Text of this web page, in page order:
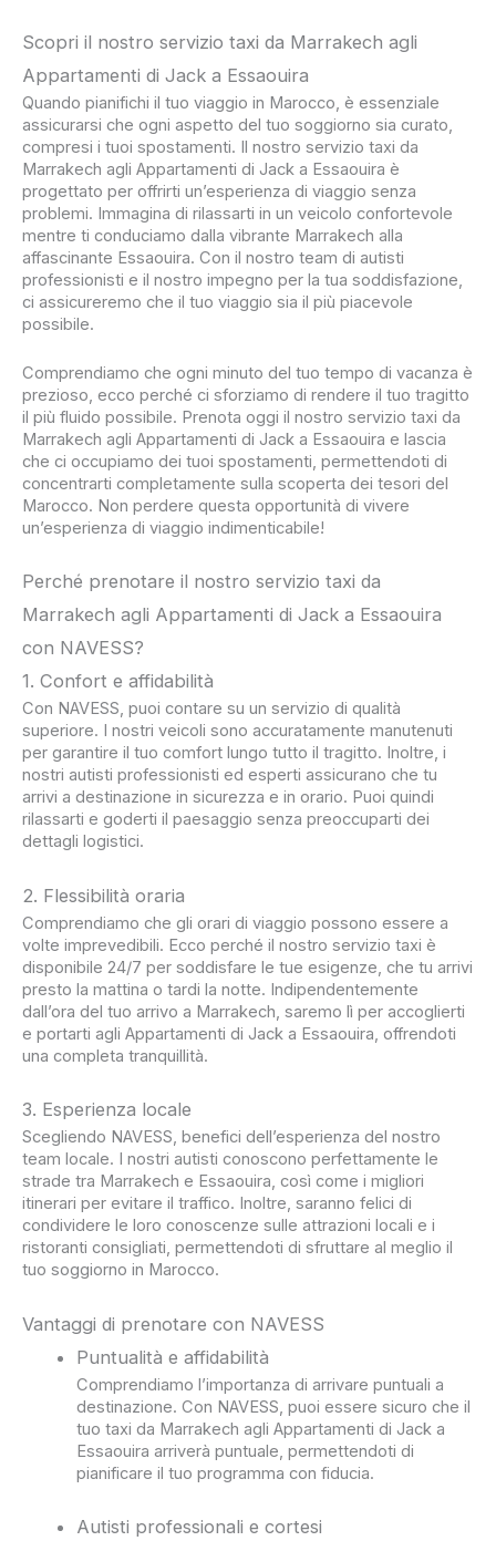
Scopri il nostro servizio taxi da Marrakech agli
Appartamenti di Jack a Essaouira
Quando pianifichi il tuo viaggio in Marocco, è essenziale
assicurarsi che ogni aspetto del tuo soggiorno sia curato,
compresi i tuoi spostamenti. Il nostro servizio taxi da
Marrakech agli Appartamenti di Jack a Essaouira è
progettato per offrirti un’esperienza di viaggio senza
problemi. Immagina di rilassarti in un veicolo confortevole
mentre ti conduciamo dalla vibrante Marrakech alla
affascinante Essaouira. Con il nostro team di autisti
professionisti e il nostro impegno per la tua soddisfazione,
ci assicureremo che il tuo viaggio sia il più piacevole
possibile.
Comprendiamo che ogni minuto del tuo tempo di vacanza è
prezioso, ecco perché ci sforziamo di rendere il tuo tragitto
il più fluido possibile. Prenota oggi il nostro servizio taxi da
Marrakech agli Appartamenti di Jack a Essaouira e lascia
che ci occupiamo dei tuoi spostamenti, permettendoti di
concentrarti completamente sulla scoperta dei tesori del
Marocco. Non perdere questa opportunità di vivere
un’esperienza di viaggio indimenticabile!
Perché prenotare il nostro servizio taxi da
Marrakech agli Appartamenti di Jack a Essaouira
con NAVESS?
1. Confort e affidabilità
Con NAVESS, puoi contare su un servizio di qualità
superiore. I nostri veicoli sono accuratamente manutenuti
per garantire il tuo comfort lungo tutto il tragitto. Inoltre, i
nostri autisti professionisti ed esperti assicurano che tu
arrivi a destinazione in sicurezza e in orario. Puoi quindi
rilassarti e goderti il paesaggio senza preoccuparti dei
dettagli logistici.
2. Flessibilità oraria
Comprendiamo che gli orari di viaggio possono essere a
volte imprevedibili. Ecco perché il nostro servizio taxi è
disponibile 24/7 per soddisfare le tue esigenze, che tu arrivi
presto la mattina o tardi la notte. Indipendentemente
dall’ora del tuo arrivo a Marrakech, saremo lì per accoglierti
e portarti agli Appartamenti di Jack a Essaouira, offrendoti
una completa tranquillità.
3. Esperienza locale
Scegliendo NAVESS, benefici dell’esperienza del nostro
team locale. I nostri autisti conoscono perfettamente le
strade tra Marrakech e Essaouira, così come i migliori
itinerari per evitare il traffico. Inoltre, saranno felici di
condividere le loro conoscenze sulle attrazioni locali e i
ristoranti consigliati, permettendoti di sfruttare al meglio il
tuo soggiorno in Marocco.
Vantaggi di prenotare con NAVESS
Puntualità e affidabilità
Comprendiamo l’importanza di arrivare puntuali a
destinazione. Con NAVESS, puoi essere sicuro che il
tuo taxi da Marrakech agli Appartamenti di Jack a
Essaouira arriverà puntuale, permettendoti di
pianificare il tuo programma con fiducia.
Autisti professionali e cortesi